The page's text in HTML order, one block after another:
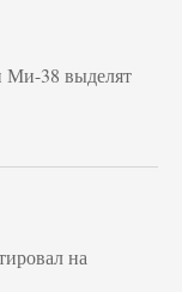
Ми-38 выделят
на